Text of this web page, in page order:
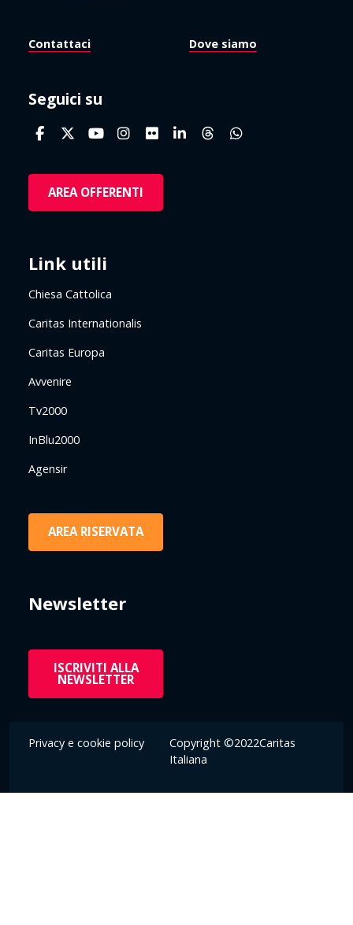
Contattaci Dove siamo
Seguici su
AREA OFFERENTI
Link utili
Chiesa Cattolica
Caritas Internationalis
Caritas Europa
Avvenire
Tv2000
InBlu2000
Agensir
AREA RISERVATA
Newsletter
ISCRIVITI ALLA
NEWSLETTER
Privacy e cookie policy
Copyright ©2022Caritas
Italiana